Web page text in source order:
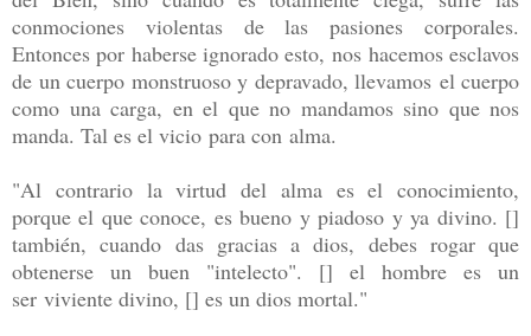
conmociones violentas de las pasiones corporales.
Entonces por haberse ignorado esto, nos hacemos esclavos
de un cuerpo monstruoso y depravado, llevamos el cuerpo
como una carga, en el que no mandamos sino que nos
manda. Tal es el vicio para con alma.
"Al contrario la virtud del alma es el conocimiento,
porque el que conoce, es bueno y piadoso y ya divino. []
también, cuando das gracias a dios, debes rogar que
obtenerse un buen "intelecto". [] el hombre es un
ser viviente divino, [] es un dios mortal."